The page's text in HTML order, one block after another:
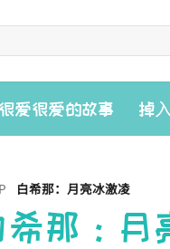
很爱很爱的故事 掉
白希那：月亮冰激凌
希那：月